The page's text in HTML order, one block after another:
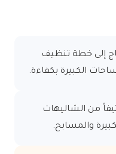
إلى خطة تنظيف
الكبيرة بكفاءة.
من الشاليهات
والمسابح.